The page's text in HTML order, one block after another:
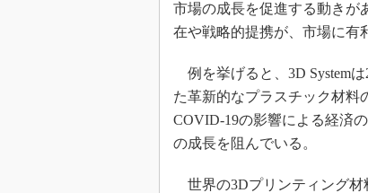
市場の成長を促進する動きが
在や戦略的提携が、市場に有
例を挙げると、3D System
た革新的なプラスチック材料
COVID-19の影響による経済
の成長を阻んでいる。
世界の3Dプリンティング材